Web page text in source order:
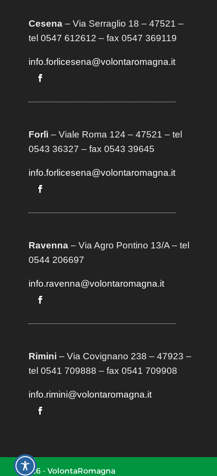
Cesena– Via Serraglio 18 – 47521 –
tel 0547 612612 – fax 0547 369119
info.forlicesena@volontaromagna.it
Forlì – Viale Roma 124 – 47521 – tel
0543 36327 – fax 0543 39645
info.forlicesena@volontaromagna.it
Ravenna– Via Agro Pontino 13/A– tel
0544 206697
info.ravenna@volontaromagna.it
Rimini – Via Covignano 238 – 47923 –
tel 0541 709888 – fax 0541 709908
info.rimini@volontaromagna.it
2026 - VolontaRomagna